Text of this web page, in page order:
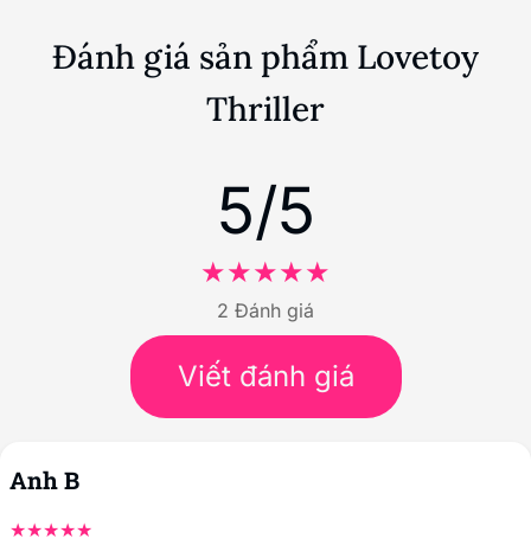
Đánh giá sản phẩm Lovetoy
Thriller
5/5
2 Đánh giá
Viết đánh giá
Anh B